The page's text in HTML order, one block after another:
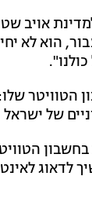
אויב
של
לדאוג